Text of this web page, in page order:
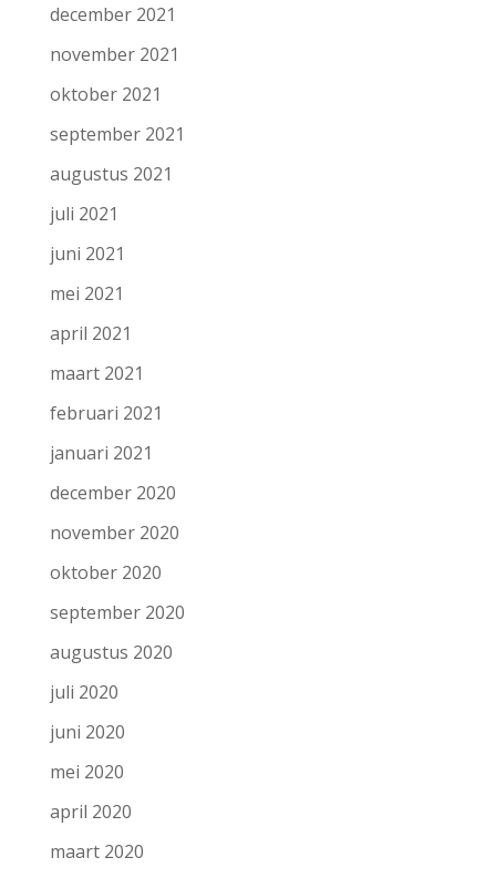
december 2021
november 2021
oktober 2021
september 2021
augustus 2021
juli 2021
juni 2021
mei 2021
april 2021
maart 2021
februari 2021
januari 2021
december 2020
november 2020
oktober 2020
september 2020
augustus 2020
juli 2020
juni 2020
mei 2020
april 2020
maart 2020